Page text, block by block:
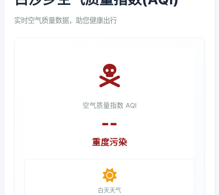
实时空气质量数据，助您健康出行
空气质量指数 AQI
--
重度污染
白天天气